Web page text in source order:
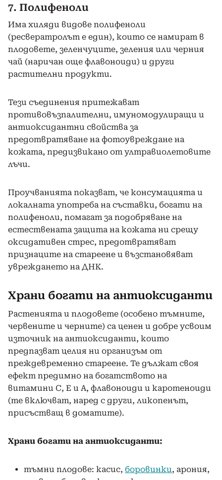
7. Полифеноли
Има хиляди видове полифеноли
(ресвератролът е един), които се намират в
плодовете, зеленчуците, зеления или черния
чай (наричан още флавоноиди) и други
растителни продукти.
Тези съединения притежават
противовъзпалителни, имуномодулиращи и
антиоксидантни свойства за
предотвратяване на фотоувреждане на
кожата, предизвикано от ултравиолетовите
лъчи.
Проучванията показват, че консумацията и
локалната употреба на съставки, богати на
полифеноли, помагат за подобряване на
естествената защита на кожата ни срещу
оксидативен стрес, предотвратяват
признаците на стареене и възстановяват
увреждането на ДНК.
Храни богати на антиоксиданти
Растенията и плодовете (особено тъмните,
червените и черните) са ценен и добре усвоим
източник на антиоксиданти, които
предпазват целия ни организъм от
преждевременно стареене. Те дължат своя
ефект предимно на богатството на
витамини С, Е и А, флавоноиди и каротеноиди
(те включват, наред с други, ликопенът,
присъстващ в доматите).
Храни богати на антиоксиданти:
тъмни плодове: касис, боровинки, арония,